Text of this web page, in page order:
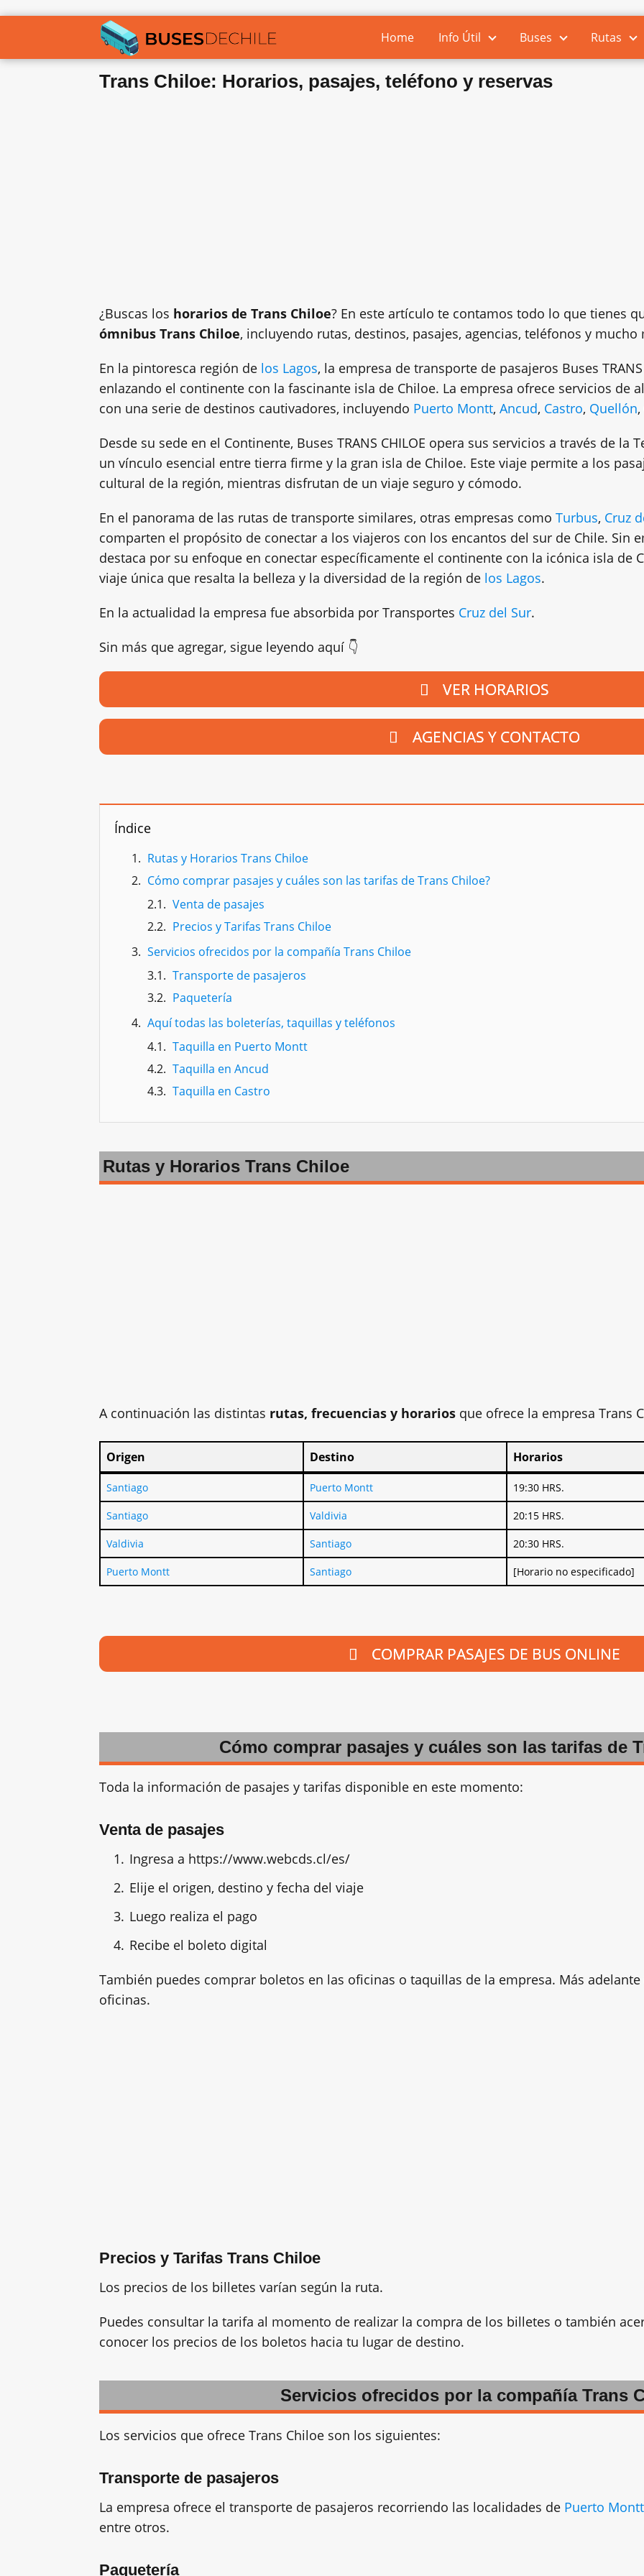
Home Info Útil Buses Rutas
Trans Chiloe: Horarios, pasajes, teléfono y reservas
¿Buscas los horarios de Trans Chiloe? En este artículo te contamos todo lo que tienes
ómnibus Trans Chiloe, incluyendo rutas, destinos, pasajes, agencias, teléfonos y mucho
En la pintoresca región de los Lagos, la empresa de transporte de pasajeros Buses
enlazando el continente con la fascinante isla de Chiloe. La empresa ofrece servicios de
con una serie de destinos cautivadores, incluyendo Puerto Montt, Ancud, Castro, Quellón
Desde su sede en el Continente, Buses TRANS CHILOE opera sus servicios a través de la
un vínculo esencial entre tierra firme y la gran isla de Chiloe. Este viaje permite a los
cultural de la región, mientras disfrutan de un viaje seguro y cómodo.
En el panorama de las rutas de transporte similares, otras empresas como Turbus, Cruz
comparten el propósito de conectar a los viajeros con los encantos del sur de Chile. Sin
destaca por su enfoque en conectar específicamente el continente con la icónica isla de
viaje única que resalta la belleza y la diversidad de la región de los Lagos.
En la actualidad la empresa fue absorbida por Transportes Cruz del Sur.
Sin más que agregar, sigue leyendo aquí 👇
VER HORARIOS
AGENCIAS Y CONTACTO
Índice
Rutas y Horarios Trans Chiloe
Cómo comprar pasajes y cuáles son las tarifas de Trans Chiloe?
Venta de pasajes
Precios y Tarifas Trans Chiloe
Servicios ofrecidos por la compañía Trans Chiloe
Transporte de pasajeros
Paquetería
Aquí todas las boleterías, taquillas y teléfonos
Taquilla en Puerto Montt
Taquilla en Ancud
Taquilla en Castro
Rutas y Horarios Trans Chiloe
A continuación las distintas rutas, frecuencias y horarios que ofrece la empresa Trans
Origen Destino
Horarios
Origen
Destino Horarios
Santiago Puerto Montt 19:30 HRS.
Santiago Valdivia 20:15 HRS.
Valdivia Santiago 20:30 HRS.
Puerto Montt Santiago [Horario no especificado]
COMPRAR PASAJES DE BUS ONLINE
Cómo comprar pasajes y cuáles son las tarifas de
Toda la información de pasajes y tarifas disponible en este momento:
Venta de pasajes
Ingresa a https://www.webcds.cl/es/
Elije el origen, destino y fecha del viaje
Luego realiza el pago
Recibe el boleto digital
También puedes comprar boletos en las oficinas o taquillas de la empresa. Más
oficinas.
Precios y Tarifas Trans Chiloe
Los precios de los billetes varían según la ruta.
Puedes consultar la tarifa al momento de realizar la compra de los billetes o también
conocer los precios de los boletos hacia tu lugar de destino.
Servicios ofrecidos por la compañía Trans
Los servicios que ofrece Trans Chiloe son los siguientes:
Transporte de pasajeros
La empresa ofrece el transporte de pasajeros recorriendo las localidades de Puerto Montt
entre otros.
Paquetería